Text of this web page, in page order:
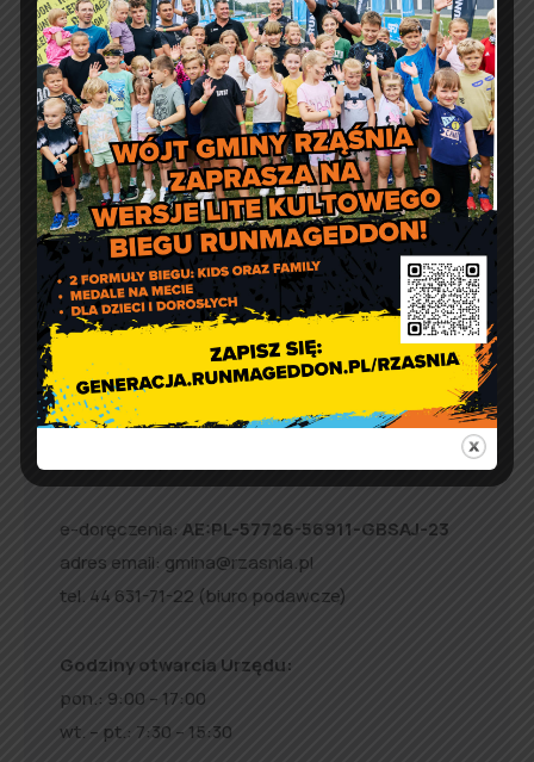
prawidłowe użycie
defibrylatorów AED
Artur Ruka Comment off
Relacja z Pikniku Rodzinnego
w Suchowoli
Kontakt
Urząd Gminy w Rząśni
ul. 1 Maja 37
e-doręczenia: AE:PL-57726-56911-GBSAJ-23
adres email: gmina@rzasnia.pl
tel. 44 631-71-22 (biuro podawcze)
Godziny otwarcia Urzędu:
pon.: 9:00 – 17:00
wt. – pt.: 7:30 – 15:30